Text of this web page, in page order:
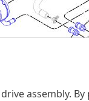
assembly.